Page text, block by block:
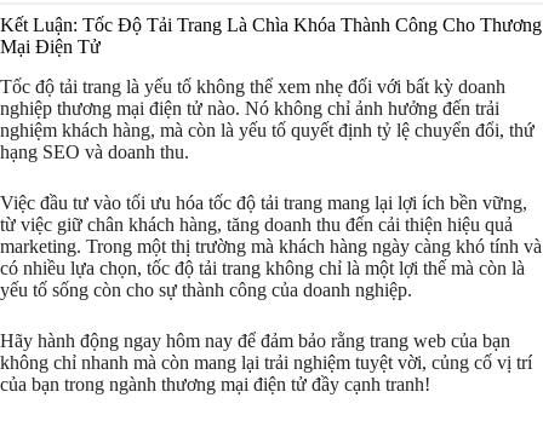
Kết Luận: Tốc Độ Tải Trang Là Chìa Khóa Thành Công Cho Thương
Mại Điện Tử
Tốc độ tải trang là yếu tố không thể xem nhẹ đối với bất kỳ doanh
nghiệp thương mại điện tử nào. Nó không chỉ ảnh hưởng đến trải
nghiệm khách hàng, mà còn là yếu tố quyết định tỷ lệ chuyển đổi, thứ
hạng SEO và doanh thu.
Việc đầu tư vào tối ưu hóa tốc độ tải trang mang lại lợi ích bền vững,
từ việc giữ chân khách hàng, tăng doanh thu đến cải thiện hiệu quả
marketing. Trong một thị trường mà khách hàng ngày càng khó tính và
có nhiều lựa chọn, tốc độ tải trang không chỉ là một lợi thế mà còn là
yếu tố sống còn cho sự thành công của doanh nghiệp.
Hãy hành động ngay hôm nay để đảm bảo rằng trang web của bạn
không chỉ nhanh mà còn mang lại trải nghiệm tuyệt vời, củng cố vị trí
của bạn trong ngành thương mại điện tử đầy cạnh tranh!